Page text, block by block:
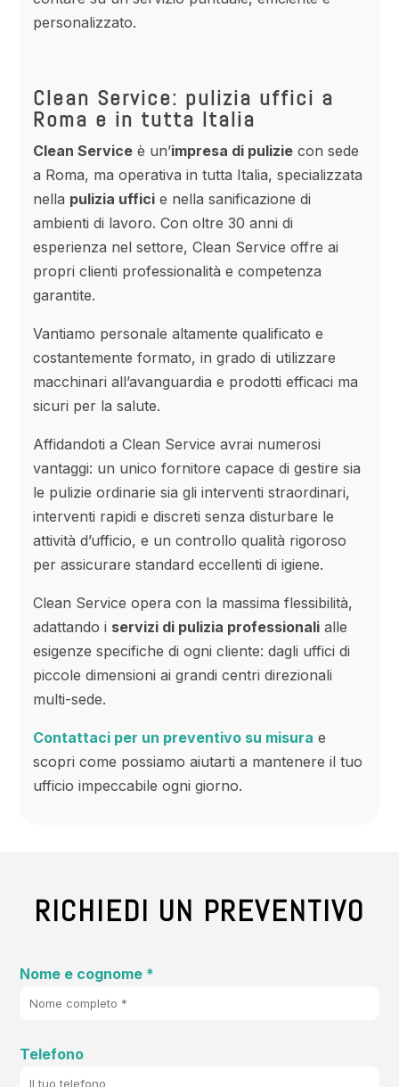
personalizzato.
Clean Service: pulizia uffici a
Roma e in tutta Italia
Clean Service è un’impresa di pulizie con sede
a Roma, ma operativa in tutta Italia, specializzata
nella pulizia uffici e nella sanificazione di
ambienti di lavoro. Con oltre 30 anni di
esperienza nel settore, Clean Service offre ai
propri clienti professionalità e competenza
garantite.
Vantiamo personale altamente qualificato e
costantemente formato, in grado di utilizzare
macchinari all’avanguardia e prodotti efficaci ma
sicuri per la salute.
Affidandoti a Clean Service avrai numerosi
vantaggi: un unico fornitore capace di gestire sia
le pulizie ordinarie sia gli interventi straordinari,
interventi rapidi e discreti senza disturbare le
attività d’ufficio, e un controllo qualità rigoroso
per assicurare standard eccellenti di igiene.
Clean Service opera con la massima flessibilità,
adattando i servizi di pulizia professionali alle
esigenze specifiche di ogni cliente: dagli uffici di
piccole dimensioni ai grandi centri direzionali
multi-sede.
Contattaci per un preventivo su misura e
scopri come possiamo aiutarti a mantenere il tuo
ufficio impeccabile ogni giorno.
RICHIEDI UN PREVENTIVO
Nome e cognome *
Telefono